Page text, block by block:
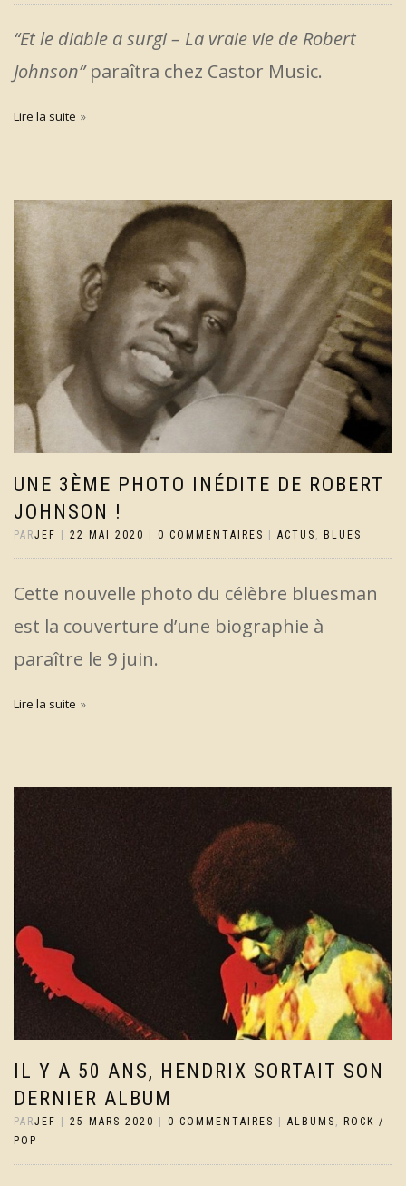
“Et le diable a surgi – La vraie vie de Robert
Johnson”paraîtra chez Castor Music.
Lire la suite
UNE 3ÈME PHOTO INÉDITE DE ROBERT
JOHNSON !
PARJEF 22 MAI 2020 0 COMMENTAIRES ACTUS , BLUES
Cette nouvelle photo du célèbre bluesman
est la couverture d’une biographie à
paraître le 9 juin.
Lire la suite
IL Y A 50 ANS, HENDRIX SORTAIT SON
DERNIER ALBUM
PARJEF 25 MARS 2020 0 COMMENTAIRES ALBUMS ,
ROCK /
POP